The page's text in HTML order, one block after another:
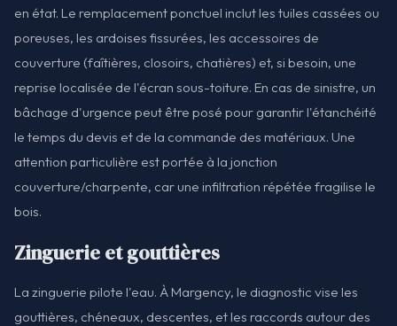
en état. Le remplacement ponctuel inclut les tuiles cassées ou
poreuses, les ardoises fissurées, les accessoires de
couverture (faîtières, closoirs, chatières) et, si besoin, une
reprise localisée de l'écran sous-toiture. En cas de sinistre, un
bâchage d'urgence peut être posé pour garantir l'étanchéité
le temps du devis et de la commande des matériaux. Une
attention particulière est portée à la jonction
couverture/charpente, car une infiltration répétée fragilise le
bois.
Zinguerie et gouttières
La zinguerie pilote l'eau. À Margency, le diagnostic vise les
gouttières, chéneaux, descentes, et les raccords autour des